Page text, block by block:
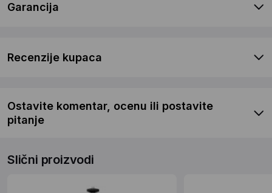
Garancija
Recenzije kupaca
Ostavite komentar, ocenu ili postavite
pitanje
Slični proizvodi